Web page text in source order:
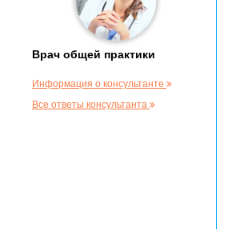
Врач общей практики
Информация о консультанте
Все ответы консультанта